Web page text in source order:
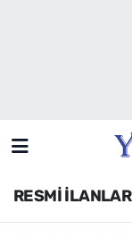
RESMİ İLANLAR
Siyaset